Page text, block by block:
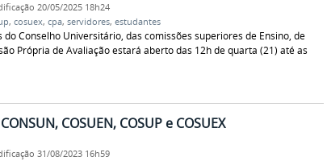
20/05/2025 18h24
, cosuex, cpa, servidores, estudantes
Conselho Universitário, das comissões superiores de Ensino, de
Própria de Avaliação estará aberto das 12h de quarta (21) até as
COSUEN, COSUP e COSUEX
31/08/2023 16h59